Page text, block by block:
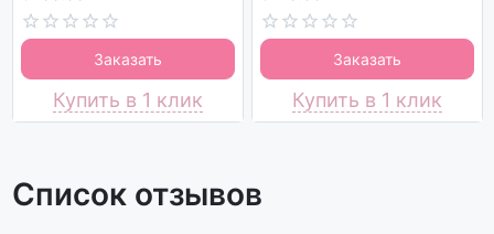
Заказать
Купить в 1 клик
Заказать
Купить в 1 клик
Список отзывов